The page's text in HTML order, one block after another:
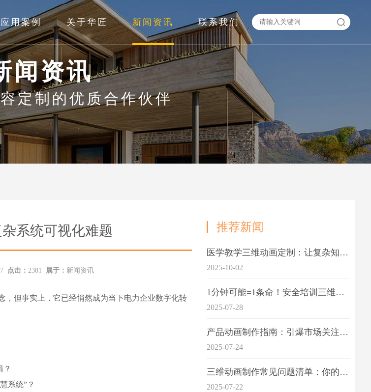
应用案例 关于华匠 新闻资讯 联系我们
闻资讯
定制的优质合作伙伴
系统可视化难题
点击： 2381 属于： 新闻资讯
，但事实上，它已经悄然成为当下电力企业数字化转
？
系统”？
推荐新闻
医学教学三维动画定制：让复杂知识一目了
2025-10-02
1分钟可能=1条命！安全培训三维动画制作成本效益深度拆解
2025-07-28
产品动画制作指南：引爆市场关注的视觉引擎
2025-07-24
三维动画制作常见问题清单：你的项目是否踩中这6大技术雷区？
2025-07-22